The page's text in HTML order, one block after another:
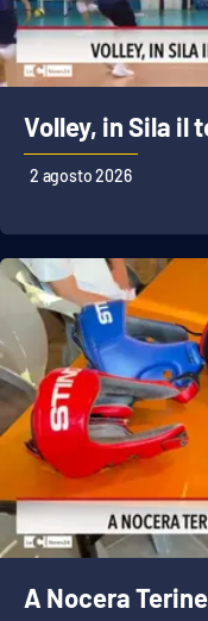
Volley, in Sila il
2 agosto 2026
A Nocera